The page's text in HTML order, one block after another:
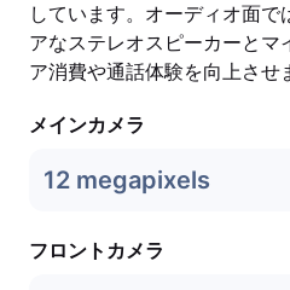
しています。オーディオ面で
アなステレオスピーカーとマ
ア消費や通話体験を向上させ
メインカメラ
12 megapixels
フロントカメラ